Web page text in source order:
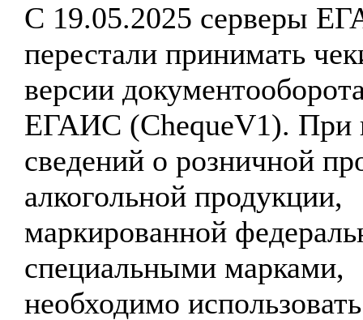
С 19.05.2025 серверы
перестали принимать
версии
ЕГАИС (ChequeV1). При
сведений о розничной
алкогольной продукции,
маркированной
специальными марками,
необходимо